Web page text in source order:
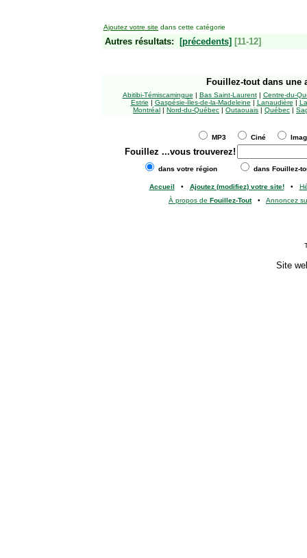
Ajoutez votre site dans cette catégorie
Autres résultats: [précedents] [11-12]
Fouillez-tout dans une
Abitibi-Témiscamingue | Bas Saint-Laurent| Centre-du-
Estrie | Gaspésie-Îles-de-la-Madeleine | Lanaudière |
Montréal | Nord-du-Québec | Outaouais | Québec |
MP3 Ciné
Fouillez ...vous trouverez!
dans votre région dans Fouillez-
Accueil • Ajoutez (modifiez) votre site!•
À propos de Fouillez-Tout• Annoncez
Site